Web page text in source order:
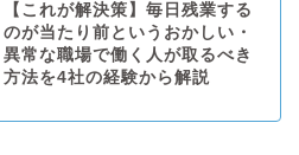
【これが解決策】毎日残業する
のが当たり前というおかしい・
異常な職場で働く人が取るべき
方法を4社の経験から解説